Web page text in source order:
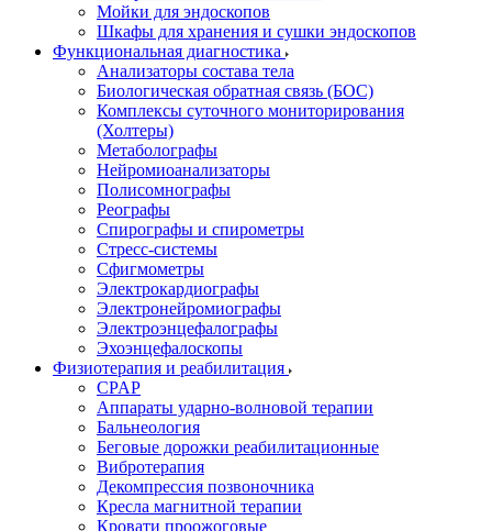
Мойки для эндоскопов
Шкафы для хранения и сушки эндоскопов
Функциональная диагностика
Анализаторы состава тела
Биологическая обратная связь (БОС)
Комплексы суточного мониторирования
(Холтеры)
Метаболографы
Нейромиоанализаторы
Полисомнографы
Реографы
Спирографы и спирометры
Стресс-системы
Сфигмометры
Электрокардиографы
Электронейромиографы
Электроэнцефалографы
Эхоэнцефалоскопы
Физиотерапия и реабилитация
CPAP
Аппараты ударно-волновой терапии
Бальнеология
Беговые дорожки реабилитационные
Вибротерапия
Декомпрессия позвоночника
Кресла магнитной терапии
Кровати проожоговые